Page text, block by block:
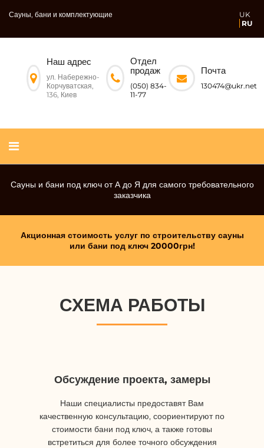
Сауны, бани и комплектующие
UK
RU
Наш адрес
ул. Набережно-
Корчуватская,
136, Киев
Отдел
продаж
(050) 834-
11-77
Почта
130474@ukr.net
ЗАКАЖИ ПОЛНЫЙ НАБОР ДЛЯ СТРОИТЕЛЬСТВА
«САУНА ИЛИ БАНЯ ПОД КЛЮЧ» И ПОЛУЧИ ДВЕРЬ В
ПОДАРОК
Сауны и бани под ключ от А до Я для самого требовательного
заказчика
Акционная стоимость услуг по строительству сауны
или бани под ключ 20000грн!
СХЕМА РАБОТЫ
Обсуждение проекта, замеры
Наши специалисты предоставят Вам
качественную консультацию, соориентируют по
стоимости бани под ключ, а также готовы
встретиться для более точного обсуждения